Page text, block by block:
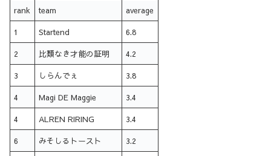
rank team average
1 Startend 6.8
2 比類なき才能の証明 4.2
3 しらんでぇ 3.8
4 Magi DE Maggie 3.4
4 ALREN RIRING 3.4
6 みそしるトースト 3.2